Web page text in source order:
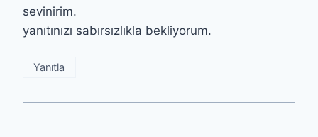
sevinirim.
yanıtınızı sabırsızlıkla bekliyorum.
Yanıtla